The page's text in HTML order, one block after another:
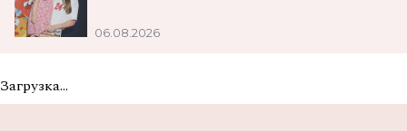
06.08.2026
Загрузка...